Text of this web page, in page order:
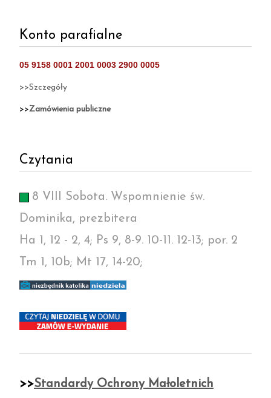
Konto parafialne
05 9158 0001 2001 0003 2900 0005
>>Szczegóły
>>Zamówienia publiczne
Czytania
8 VIII Sobota. Wspomnienie św.
Dominika, prezbitera
Ha 1, 12 - 2, 4; Ps 9, 8-9. 10-11. 12-13; por. 2
Tm 1, 10b; Mt 17, 14-20;
>>Standardy Ochrony Małoletnich